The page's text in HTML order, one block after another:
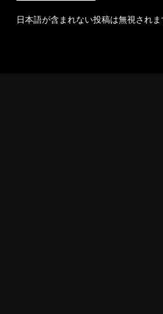
日本語が含まれない投稿は無視され